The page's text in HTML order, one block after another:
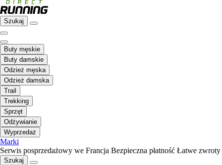
Szukaj
Buty męskie
Buty damskie
Odzież męska
Odzież damska
Trail
Trekking
Sprzęt
Odżywianie
Wyprzedaż
Marki
Serwis posprzedażowy we Francja Bezpieczna płatność Łatwe zwroty
Szukaj